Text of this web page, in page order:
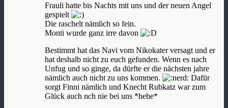
Frauli hatte bis Nachts mit uns und der neuen Angel
gespielt
Die raschelt nämlich so fein.
Monti wurde ganz irre davon
Bestimmt hat das Navi vom Nikokater versagt und er
hat deshalb nicht zu euch gefunden. Wenn es nach
Unfug und so ginge, da dürfte er die nächsten jahre
nämlich auch nicht zu uns kommen.
Dafür
sorgt Finni nämlich und Knecht Rubkatz war zum
Glück auch nch nie bei uns *hehe*